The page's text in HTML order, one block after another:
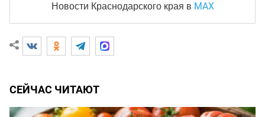
Новости Краснодарского края в MAX
СЕЙЧАС ЧИТАЮТ